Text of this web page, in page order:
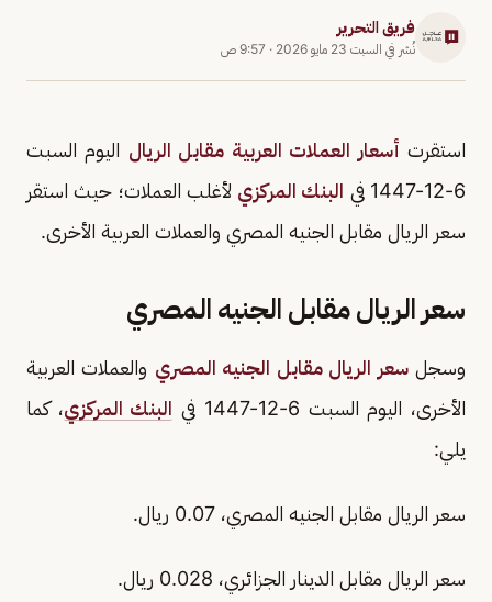
فريق التحرير
نُشر في السبت 23 مايو 2026 · 9:57 ص
استقرت أسعار العملات العربية مقابل الريال اليوم السبت
6-12-1447 في
البنك المركزي لأغلب العملات؛ حيث استقر
سعر الريال مقابل الجنيه المصري والعملات العربية الأخرى.
سعر الريال مقابل الجنيه المصري
وسجلسعر الريال مقابل الجنيه المصري والعملات العربية
الأخرى، اليوم السبت 6-12-1447 في
البنك المركزي، كما
يلي:
سعر الريال مقابل الجنيه المصري، 0.07 ريال.
سعر الريال مقابل الدينار الجزائري، 0.028 ريال.